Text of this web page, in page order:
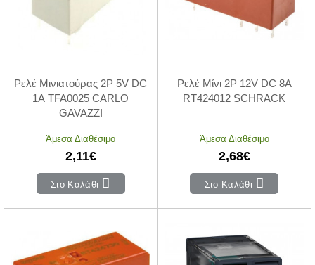
Ρελέ Μινιατούρας 2P 5V DC
1A TFA0025 CARLO
GAVAZZI
Άμεσα Διαθέσιμο
2,11€
Στο Καλάθι
Ρελέ Μίνι 2P 12V DC 8A
RT424012 SCHRACK
Άμεσα Διαθέσιμο
2,68€
Στο Καλάθι